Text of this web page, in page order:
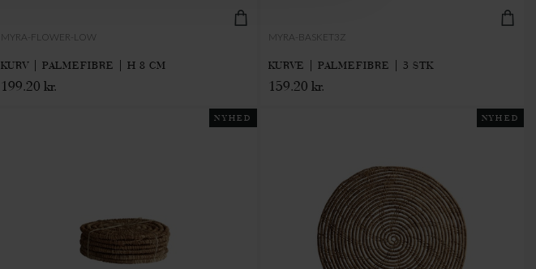
MYRA-FLOWER-LOW
KURV | PALMEFIBRE | H 8 CM
199.20 kr.
MYRA-BASKET3Z
KURVE | PALMEFIBRE | 3 STK
159.20 kr.
NYHED NYHED